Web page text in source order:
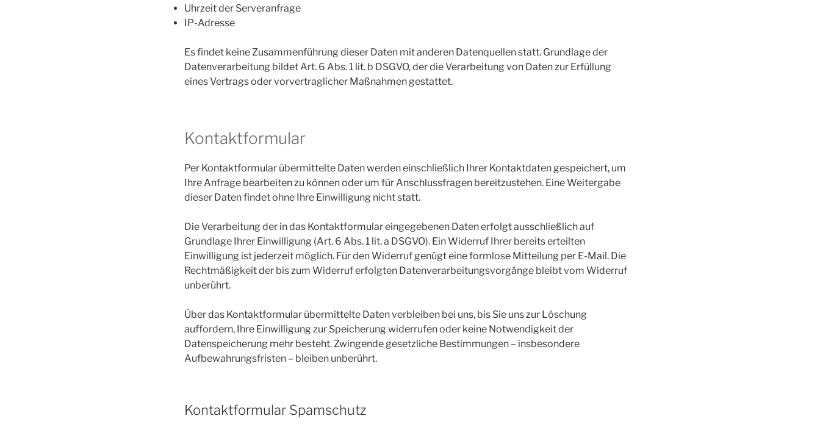
Uhrzeit der Serveranfrage
IP-Adresse
Es findet keine Zusammenführung dieser Daten mit anderen Datenquellen statt. Grundlage der
Datenverarbeitung bildet Art. 6 Abs. 1 lit. b DSGVO, der die Verarbeitung von Daten zur Erfüllung
eines Vertrags oder vorvertraglicher Maßnahmen gestattet.
Kontaktformular
Per Kontaktformular übermittelte Daten werden einschließlich Ihrer Kontaktdaten gespeichert, um
Ihre Anfrage bearbeiten zu können oder um für Anschlussfragen bereitzustehen. Eine Weitergabe
dieser Daten findet ohne Ihre Einwilligung nicht statt.
Die Verarbeitung der in das Kontaktformular eingegebenen Daten erfolgt ausschließlich auf
Grundlage Ihrer Einwilligung (Art. 6 Abs. 1 lit. a DSGVO). Ein Widerruf Ihrer bereits erteilten
Einwilligung ist jederzeit möglich. Für den Widerruf genügt eine formlose Mitteilung per E-Mail. Die
Rechtmäßigkeit der bis zum Widerruf erfolgten Datenverarbeitungsvorgänge bleibt vom Widerruf
unberührt.
Über das Kontaktformular übermittelte Daten verbleiben bei uns, bis Sie uns zur Löschung
auffordern, Ihre Einwilligung zur Speicherung widerrufen oder keine Notwendigkeit der
Datenspeicherung mehr besteht. Zwingende gesetzliche Bestimmungen – insbesondere
Aufbewahrungsfristen – bleiben unberührt.
Kontaktformular Spamschutz